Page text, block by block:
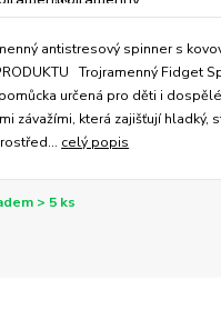
antistresový spinner s
Trojramenný Fidget
určená pro děti i
závažími, která zajišťují hladký,
celý popis
> 5 ks